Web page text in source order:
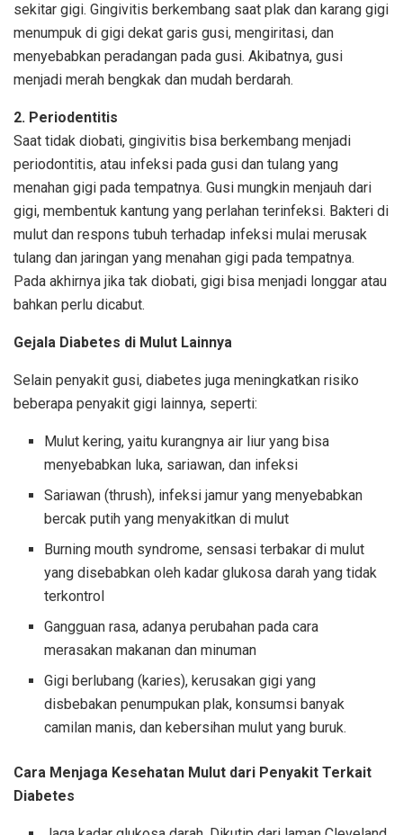
sekitar gigi. Gingivitis berkembang saat plak dan karang gigi
menumpuk di gigi dekat garis gusi, mengiritasi, dan
menyebabkan peradangan pada gusi. Akibatnya, gusi
menjadi merah bengkak dan mudah berdarah.
2. Periodentitis
Saat tidak diobati, gingivitis bisa berkembang menjadi
periodontitis, atau infeksi pada gusi dan tulang yang
menahan gigi pada tempatnya. Gusi mungkin menjauh dari
gigi, membentuk kantung yang perlahan terinfeksi. Bakteri di
mulut dan respons tubuh terhadap infeksi mulai merusak
tulang dan jaringan yang menahan gigi pada tempatnya.
Pada akhirnya jika tak diobati, gigi bisa menjadi longgar atau
bahkan perlu dicabut.
Gejala Diabetes di Mulut Lainnya
Selain penyakit gusi, diabetes juga meningkatkan risiko
beberapa penyakit gigi lainnya, seperti:
Mulut kering, yaitu kurangnya air liur yang bisa
menyebabkan luka, sariawan, dan infeksi
Sariawan (thrush), infeksi jamur yang menyebabkan
bercak putih yang menyakitkan di mulut
Burning mouth syndrome, sensasi terbakar di mulut
yang disebabkan oleh kadar glukosa darah yang tidak
terkontrol
Gangguan rasa, adanya perubahan pada cara
merasakan makanan dan minuman
Gigi berlubang (karies), kerusakan gigi yang
disbebakan penumpukan plak, konsumsi banyak
camilan manis, dan kebersihan mulut yang buruk.
Cara Menjaga Kesehatan Mulut dari Penyakit Terkait
Diabetes